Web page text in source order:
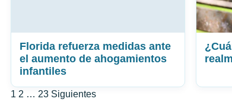
Florida refuerza medidas ante
el aumento de ahogamientos
infantiles
Paginación
1 2 … 23 Siguientes